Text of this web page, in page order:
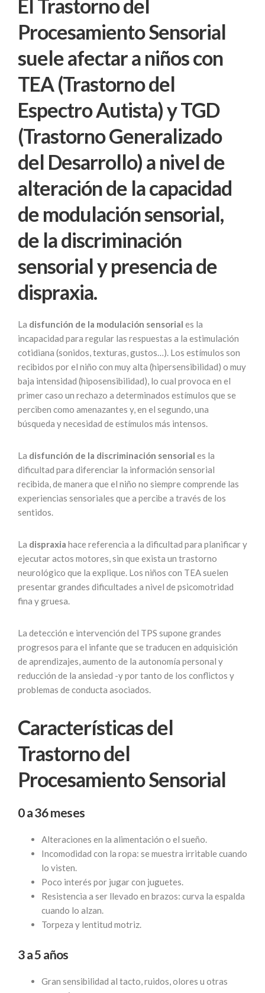
El Trastorno del
Procesamiento Sensorial
suele afectar a niños con
TEA (Trastorno del
Espectro Autista) y TGD
(Trastorno Generalizado
del Desarrollo) a nivel de
alteración de la capacidad
de modulación sensorial,
de la discriminación
sensorial y presencia de
dispraxia.
La disfunción de la modulación sensorial es la
incapacidad para regular las respuestas a la estimulación
cotidiana (sonidos, texturas, gustos…). Los estímulos son
recibidos por el niño con muy alta (hipersensibilidad) o muy
baja intensidad (hiposensibilidad), lo cual provoca en el
primer caso un rechazo a determinados estímulos que se
perciben como amenazantes y, en el segundo, una
búsqueda y necesidad de estímulos más intensos.
La disfunción de la discriminación sensorial es la
dificultad para diferenciar la información sensorial
recibida, de manera que el niño no siempre comprende las
experiencias sensoriales que a percibe a través de los
sentidos.
La dispraxia hace referencia a la dificultad para planificar y
ejecutar actos motores, sin que exista un trastorno
neurológico que la explique. Los niños con TEA suelen
presentar grandes dificultades a nivel de psicomotridad
fina y gruesa.
La detección e intervención del TPS supone grandes
progresos para el infante que se traducen en adquisición
de aprendizajes, aumento de la autonomía personal y
reducción de la ansiedad -y por tanto de los conflictos y
problemas de conducta asociados.
Características del
Trastorno del
Procesamiento Sensorial
0 a 36 meses
Alteraciones en la alimentación o el sueño.
Incomodidad con la ropa: se muestra irritable cuando
lo visten.
Poco interés por jugar con juguetes.
Resistencia a ser llevado en brazos: curva la espalda
cuando lo alzan.
Torpeza y lentitud motriz.
3 a 5 años
Gran sensibilidad al tacto, ruidos, olores u otras